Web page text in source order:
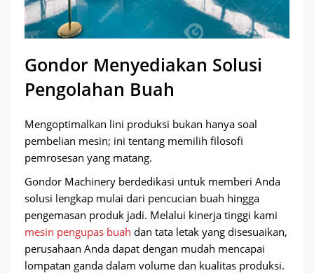
Gondor Menyediakan Solusi
Pengolahan Buah
Mengoptimalkan lini produksi bukan hanya soal
pembelian mesin; ini tentang memilih filosofi
pemrosesan yang matang.
Gondor Machinery berdedikasi untuk memberi Anda
solusi lengkap mulai dari pencucian buah hingga
pengemasan produk jadi. Melalui kinerja tinggi kami
mesin pengupas buah dan tata letak yang disesuaikan,
perusahaan Anda dapat dengan mudah mencapai
lompatan ganda dalam volume dan kualitas produksi.